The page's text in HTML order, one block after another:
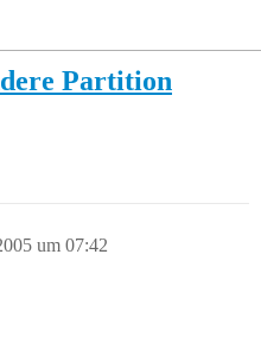
Partition
um 07:42